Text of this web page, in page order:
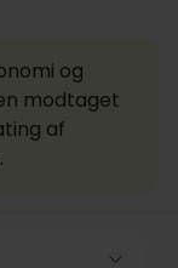
og
modtaget
af